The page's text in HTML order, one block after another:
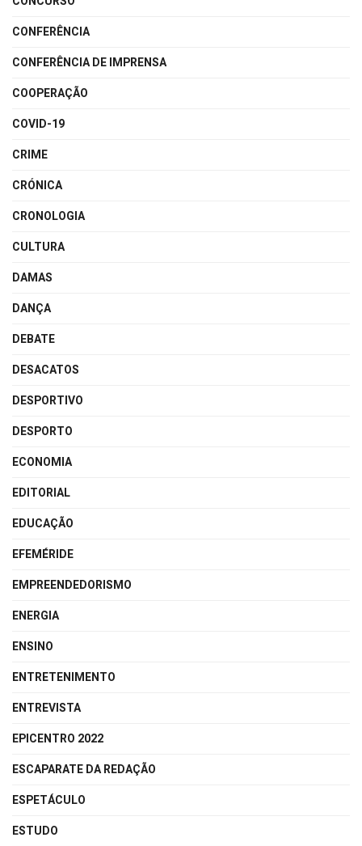
CONFERÊNCIA
CONFERÊNCIA DE IMPRENSA
COOPERAÇÃO
COVID-19
CRIME
CRÓNICA
CRONOLOGIA
CULTURA
DAMAS
DANÇA
DEBATE
DESACATOS
DESPORTIVO
DESPORTO
ECONOMIA
EDITORIAL
EDUCAÇÃO
EFEMÉRIDE
EMPREENDEDORISMO
ENERGIA
ENSINO
ENTRETENIMENTO
ENTREVISTA
EPICENTRO 2022
ESCAPARATE DA REDAÇÃO
ESPETÁCULO
ESTUDO